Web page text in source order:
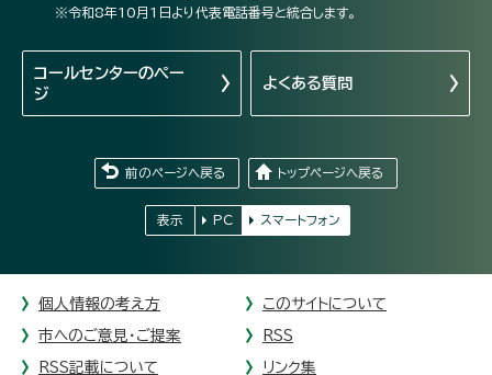
※令和8年10月1日より代表電話番号と統合します。
コールセンターのペー
ジ
よくある質問
前のページへ戻る トップページへ戻る
表示 PC スマートフォン
個人情報の考え方 このサイトについて
市へのご意見・ご提案 RSS
RSS記載について リンク集